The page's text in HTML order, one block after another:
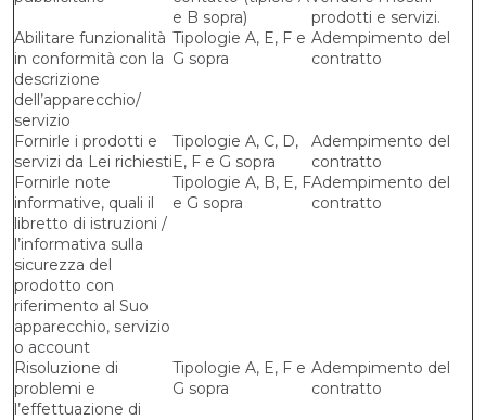
e B sopra)
prodotti e servizi.
Abilitare funzionalità
in conformità con la
descrizione
dell’apparecchio/
servizio
Tipologie A, E, F e
G sopra
Adempimento del
contratto
Fornirle i prodotti e
servizi da Lei richiesti
Tipologie A, C, D,
E, F e G sopra
Adempimento del
contratto
Fornirle note
informative, quali il
libretto di istruzioni /
l’informativa sulla
sicurezza del
prodotto con
riferimento al Suo
apparecchio, servizio
o account
Tipologie A, B, E, F
e G sopra
Adempimento del
contratto
Risoluzione di
problemi e
l’effettuazione di
Tipologie A, E, F e
G sopra
Adempimento del
contratto